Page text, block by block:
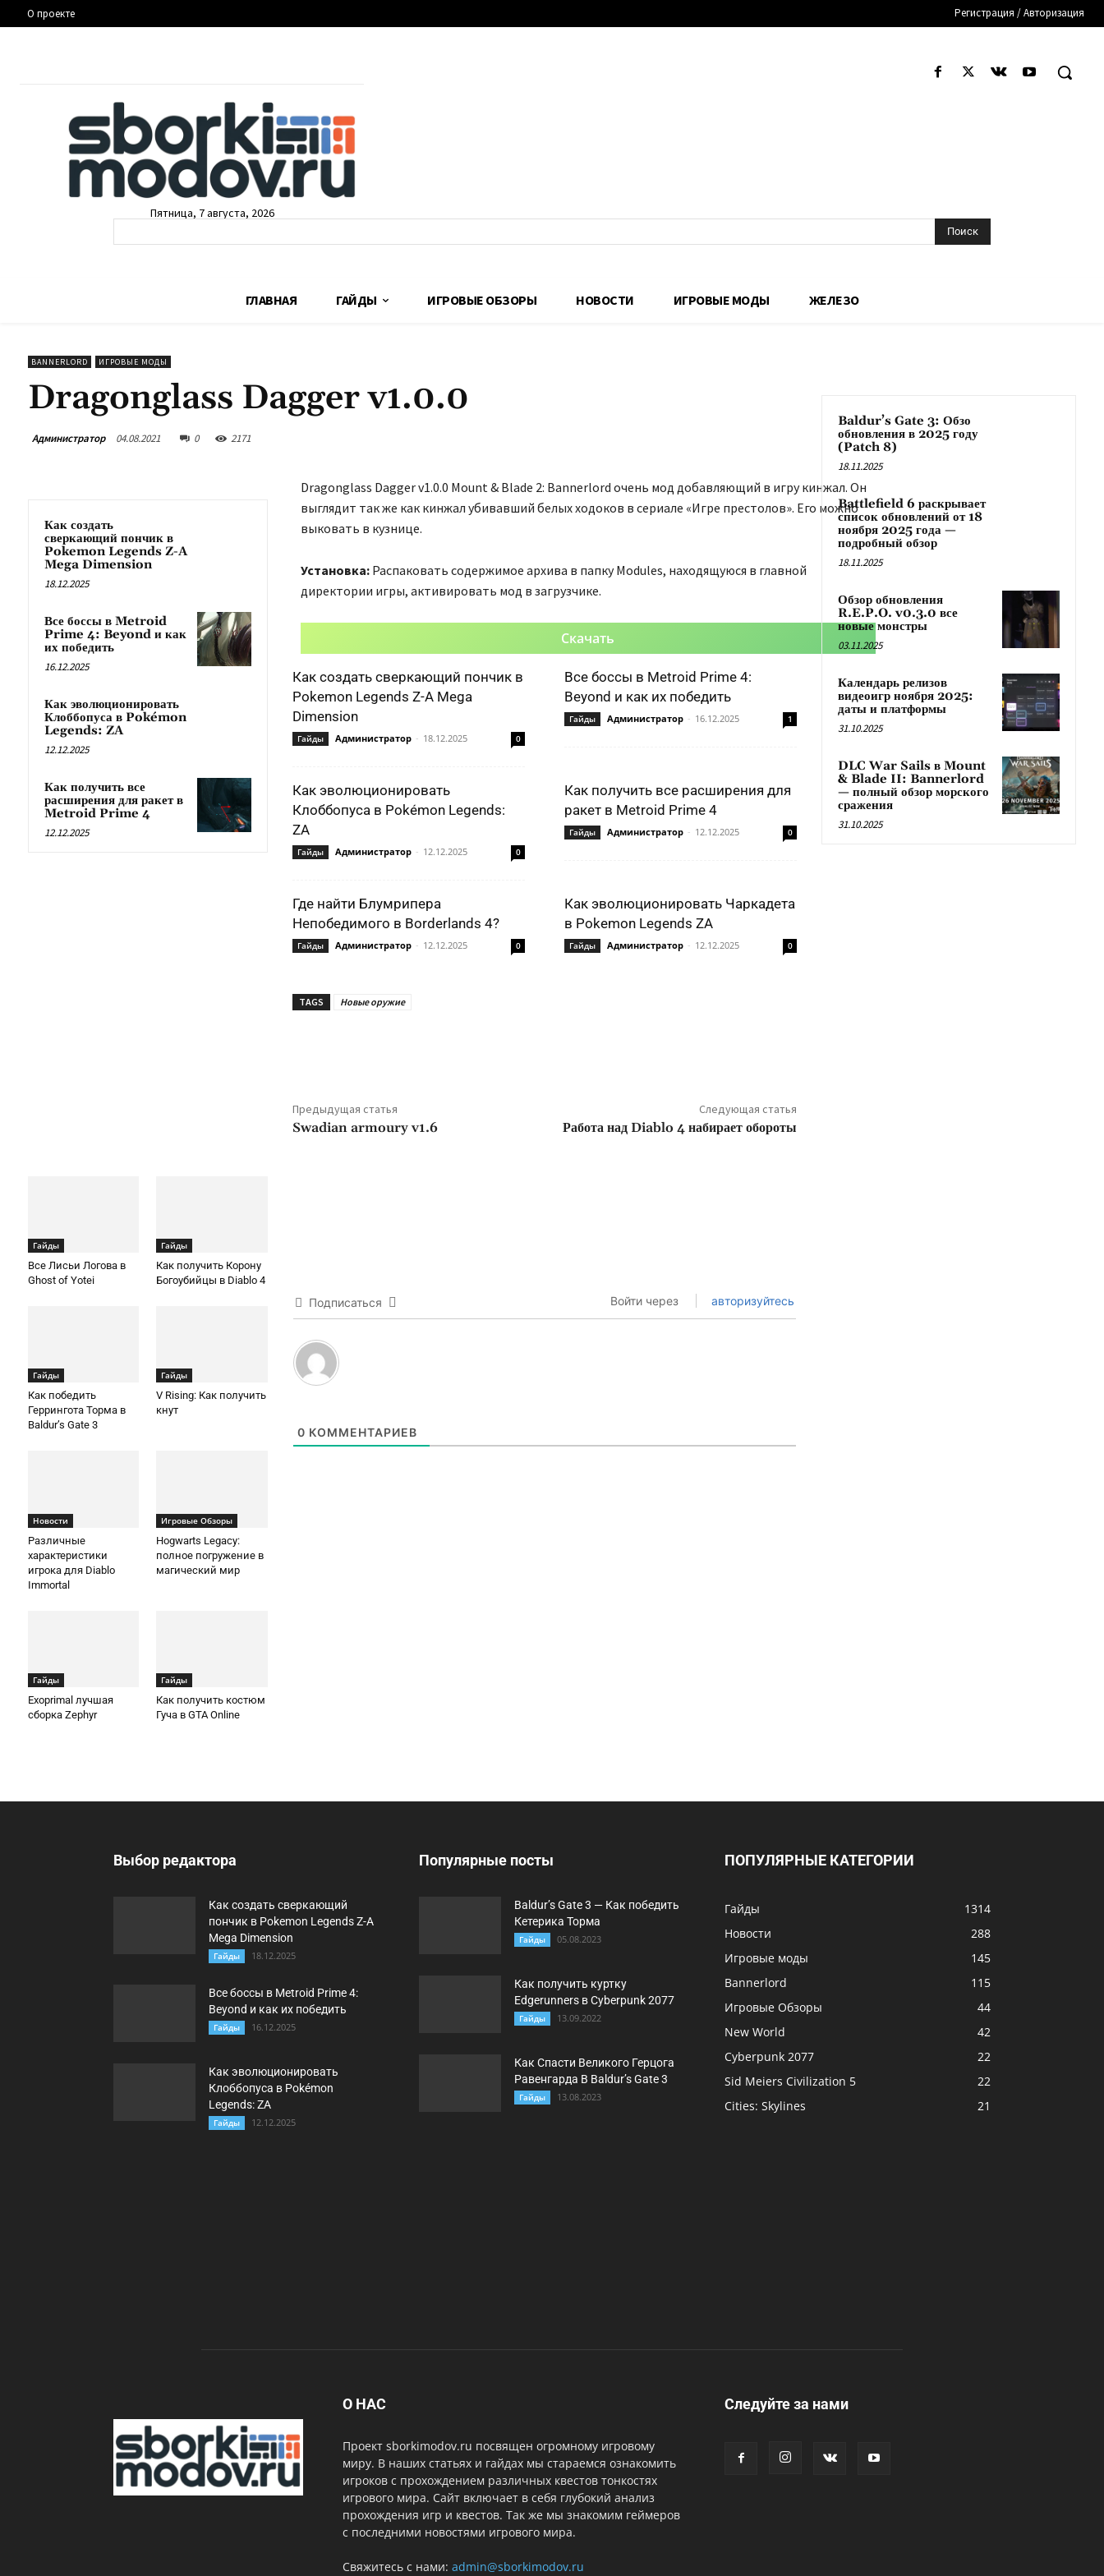
О проекте Регистрация / Авторизация
Пятница, 7 августа, 2026
Поиск
ГЛАВНАЯ ГАЙДЫ ИГРОВЫЕ ОБЗОРЫ НОВОСТИ ИГРОВЫЕ МОДЫ ЖЕЛЕЗО
BANNERLORD ИГРОВЫЕ МОДЫ
Dragonglass Dagger v1.0.0
Администратор 04.08.2021 0 2171
Как создать
сверкающий пончик в
Pokemon Legends Z-A
Mega Dimension
18.12.2025
Все боссы в Metroid
Prime 4: Beyond и как
их победить
16.12.2025
Как эволюционировать
Клоббопуса в Pokémon
Legends: ZA
12.12.2025
Как получить все
расширения для ракет в
Metroid Prime 4
12.12.2025
Dragonglass Dagger v1.0.0 Mount & Blade 2: Bannerlord очень мод добавляющий в игру кинжал. Он
выглядит так же как кинжал убивавший белых ходоков в сериале «Игре престолов». Его можно
выковать в кузнице.
Установка:Распаковать содержимое архива в папку Modules, находящуюся в главной
директории игры, активировать мод в загрузчике.
Скачать
Как создать сверкающий пончик в
Pokemon Legends Z-A Mega
Dimension
Гайды Администратор - 18.12.2025 0
Все боссы в Metroid Prime 4:
Beyond и как их победить
Гайды Администратор - 16.12.2025 1
Как эволюционировать
Клоббопуса в Pokémon Legends:
ZA
Гайды Администратор - 12.12.2025 0
Как получить все расширения для
ракет в Metroid Prime 4
Гайды Администратор - 12.12.2025 0
Где найти Блумрипера
Непобедимого в Borderlands 4?
Гайды Администратор - 12.12.2025 0
Как эволюционировать Чаркадета
в Pokemon Legends ZA
Гайды Администратор - 12.12.2025 0
TAGS Новые оружие
Предыдущая статья
Swadian armoury v1.6
Следующая статья
Работа над Diablo 4 набирает обороты
Гайды
Все Лисьи Логова в
Ghost of Yotei
Гайды
Как получить Корону
Богоубийцы в Diablo 4
Гайды
Как победить
Геррингота Торма в
Baldur’s Gate 3
Гайды
V Rising: Как получить
кнут
Новости
Различные
характеристики
игрока для Diablo
Immortal
Игровые Обзоры
Hogwarts Legacy:
полное погружение в
магический мир
Гайды
Exoprimal лучшая
сборка Zephyr
Гайды
Как получить костюм
Гуча в GTA Online
Подписаться Войти через авторизуйтесь
0 КОММЕНТАРИЕВ
Baldur’s Gate 3: Обзо
обновления в 2025 году
(Patch 8)
18.11.2025
Battlefield 6 раскрывает
список обновлений от 18
ноября 2025 года —
подробный обзор
18.11.2025
Обзор обновления
R.E.P.O. v0.3.0 все
новые монстры
03.11.2025
Календарь релизов
видеоигр ноября 2025:
даты и платформы
31.10.2025
DLC War Sails в Mount
& Blade II: Bannerlord
— полный обзор морского
сражения
31.10.2025
Выбор редактора
Как создать сверкающий
пончик в Pokemon Legends Z-A
Mega Dimension
Гайды 18.12.2025
Все боссы в Metroid Prime 4:
Beyond и как их победить
Гайды 16.12.2025
Как эволюционировать
Клоббопуса в Pokémon
Legends: ZA
Гайды 12.12.2025
Популярные посты
Baldur’s Gate 3 — Как победить
Кетерика Торма
Гайды 05.08.2023
Как получить куртку
Edgerunners в Cyberpunk 2077
Гайды 13.09.2022
Как Спасти Великого Герцога
Равенгарда В Baldur’s Gate 3
Гайды 13.08.2023
ПОПУЛЯРНЫЕ КАТЕГОРИИ
Гайды
1314
Новости
288
Игровые моды
145
Bannerlord
115
Игровые Обзоры
44
New World
42
Cyberpunk 2077
22
Sid Meiers Civilization 5
22
Cities: Skylines
21
О НАС
Проект sborkimodov.ru посвящен огромному игровому
миру. В наших статьях и гайдах мы стараемся ознакомить
игроков с прохождением различных квестов тонкостях
игрового мира. Сайт включает в себя глубокий анализ
прохождения игр и квестов. Так же мы знакомим геймеров
с последними новостями игрового мира.
Свяжитесь с нами: admin@sborkimodov.ru
Следуйте за нами